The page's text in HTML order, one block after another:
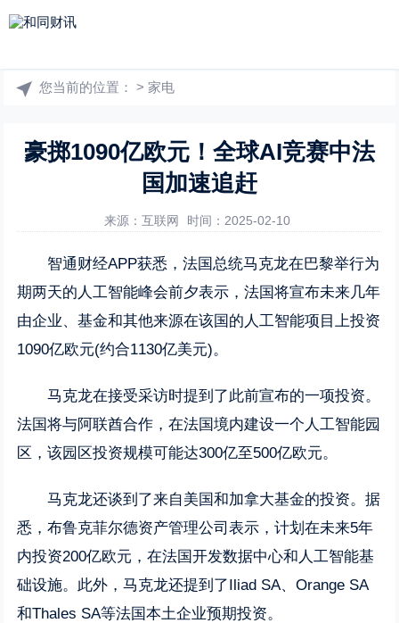
您当前的位置： > 家电
豪掷1090亿欧元！全球AI竞赛中法
国加速追赶
来源：互联网 时间：2025-02-10
智通财经APP获悉，法国总统马克龙在巴黎举行为
期两天的人工智能峰会前夕表示，法国将宣布未来几年
由企业、基金和其他来源在该国的人工智能项目上投资
1090亿欧元(约合1130亿美元)。
马克龙在接受采访时提到了此前宣布的一项投资。
法国将与阿联酋合作，在法国境内建设一个人工智能园
区，该园区投资规模可能达300亿至500亿欧元。
马克龙还谈到了来自美国和加拿大基金的投资。据
悉，布鲁克菲尔德资产管理公司表示，计划在未来5年
内投资200亿欧元，在法国开发数据中心和人工智能基
础设施。此外，马克龙还提到了Iliad SA、Orange SA
和Thales SA等法国本土企业预期投资。